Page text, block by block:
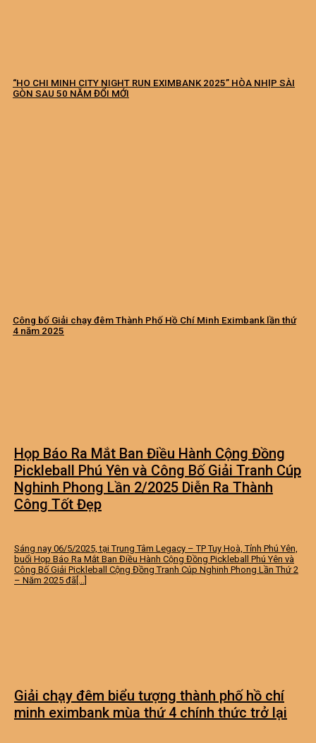
“HO CHI MINH CITY NIGHT RUN EXIMBANK 2025” HÒA NHỊP SÀI
GÒN SAU 50 NĂM ĐỔI MỚI
Công bố Giải chạy đêm Thành Phố Hồ Chí Minh Eximbank lần thứ
4 năm 2025
Họp Báo Ra Mắt Ban Điều Hành Cộng Đồng
Pickleball Phú Yên và Công Bố Giải Tranh Cúp
Nghinh Phong Lần 2/2025 Diễn Ra Thành
Công Tốt Đẹp
Sáng nay 06/5/2025, tại Trung Tâm Legacy – TP Tuy Hoà, Tỉnh Phú Yên,
buổi Họp Báo Ra Mắt Ban Điều Hành Cộng Đồng Pickleball Phú Yên và
Công Bố Giải Pickleball Cộng Đồng Tranh Cúp Nghinh Phong Lần Thứ 2
– Năm 2025 đã[...]
Giải chạy đêm biểu tượng thành phố hồ chí
minh eximbank mùa thứ 4 chính thức trở lại